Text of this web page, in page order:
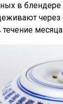
в
месяца.